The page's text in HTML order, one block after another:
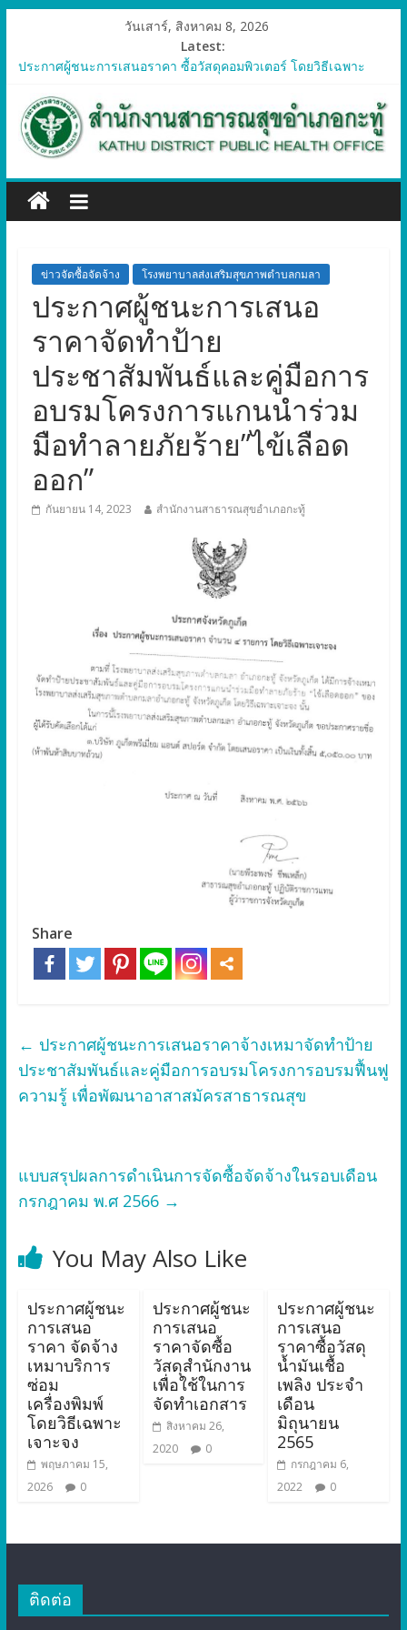
วันเสาร์, สิงหาคม 8, 2026
Latest:
ประกาศผู้ชนะการเสนอราคา ซื้อวัสดุคอมพิวเตอร์ โดยวิธีเฉพาะ
ประกาศผู้ชนะการเสนอราคา จัดซื้อวัสดุทางการแพทย์สำหรับ
โครงการป้องกันควบคุมโรคติดต่อและภัยสุขภาพในแรงงานต่างด้าว
อำเภอกะทู้ ปี 2569
เจาะจง
ประกาศผู้ชนะการเสนอรา ซื้อวัสดุงานบ้านงานครัว โดยวิธีเฉพาะ
เจาะจง
เจาะจงข่าวจัดซื้อจัดจ้าง โรงพยาบาลส่งเสริมสุขภาพตำบลกมลา
ประกาศผู้ชนะการเสนอ
ราคาจัดทำป้าย
ประชาสัมพันธ์และคู่มือการ
อบรมโครงการแกนนำร่วม
มือทำลายภัยร้าย”ไข้เลือด
ออก”
กันยายน 14, 2023 สำนักงานสาธารณสุขอำเภอกะทู้
Share
← ประกาศผู้ชนะการเสนอราคาจ้างเหมาจัดทำป้าย
ประชาสัมพันธ์และคู่มือการอบรมโครงการอบรมฟื้นฟู
ความรู้ เพื่อพัฒนาอาสาสมัครสาธารณสุข
แบบสรุปผลการดำเนินการจัดซื้อจัดจ้างในรอบเดือน
กรกฎาคม พ.ศ 2566 →
You May Also Like
ประกาศผู้ชนะ
การเสนอ
ราคา จัดจ้าง
เหมาบริการ
ซ่อม
เครื่องพิมพ์
โดยวิธีเฉพาะ
เจาะจง
พฤษภาคม 15,
2026
0
ประกาศผู้ชนะ
การเสนอ
ราคาจัดซื้อ
วัสดุสำนักงาน
เพื่อใช้ในการ
จัดทำเอกสาร
สิงหาคม 26,
2020
0
ประกาศผู้ชนะ
การเสนอ
ราคาซื้อวัสดุ
น้ำมันเชื้อ
เพลิง ประจำ
เดือน
มิถุนายน
2565
กรกฎาคม 6,
2022
0
ติดต่อ